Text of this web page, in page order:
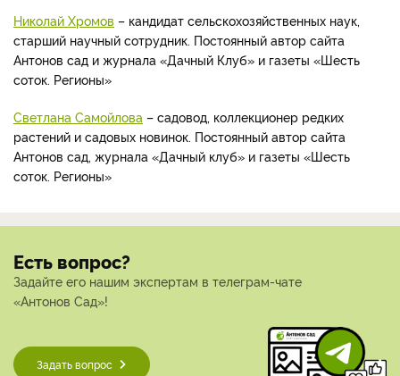
Николай Хромов – кандидат сельскохозяйственных наук,
старший научный сотрудник. Постоянный автор сайта
Антонов сад и журнала «Дачный Клуб» и газеты «Шесть
соток. Регионы»
Светлана Самойлова – садовод, коллекционер редких
растений и садовых новинок. Постоянный автор сайта
Антонов сад, журнала «Дачный клуб» и газеты «Шесть
соток. Регионы»
Есть вопрос?
Задайте его нашим экспертам в телеграм-чате
«Антонов Сад»!
Задать вопрос